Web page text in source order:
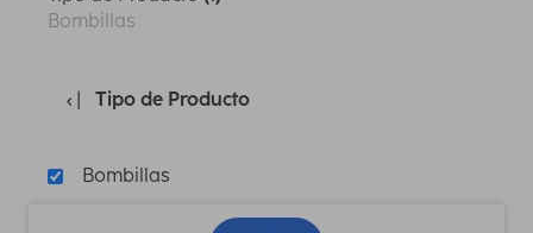
Bombillas
Tipo de Producto
Bombillas